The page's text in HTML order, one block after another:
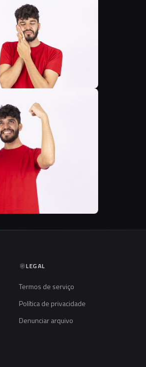
LEGAL
Termos de serviço
Política de privacidade
Denunciar arquivo